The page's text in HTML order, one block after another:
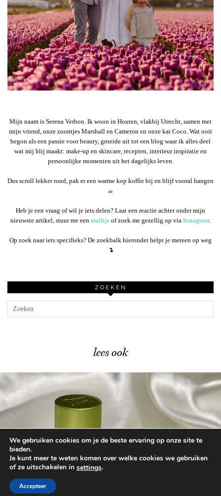
Mijn naam is Serena Verbon. Ik woon in Houten, vlakbij Utrecht, samen met
mijn vriend, onze zoontjes Marshall en Cameron en onze kat Coco. Wat ooit
begon als een passie voor beauty, groeide uit tot een blog waar ik alles deel
wat mij blij maakt: make-up en skincare, recepten, interieur inspiratie en
persoonlijke momenten uit het dagelijks leven.
Dus scroll lekker rond, pak er een warme kop koffie bij en blijf vooral hangen
☕︎
Heb je een vraag of wil je iets delen? Laat een reactie achter onder mijn
nieuwste artikel, stuur me een mailtje of zoek me gezellig op via Instagram.
Op zoek naar iets specifieks? De zoekbalk hieronder helpt je meteen op weg
↴
ZOEKEN
lees ook
Mijn review van het …
We gebruiken cookies om je de beste ervaring op onze site te
bieden.
Je kunt meer te weten komen over welke cookies we gebruiken
of ze uitschakelen in settings.
Accepteer